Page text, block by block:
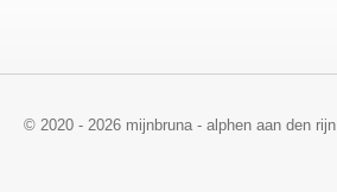
© 2020 - 2026 mijnbruna - alphen aan den rijn